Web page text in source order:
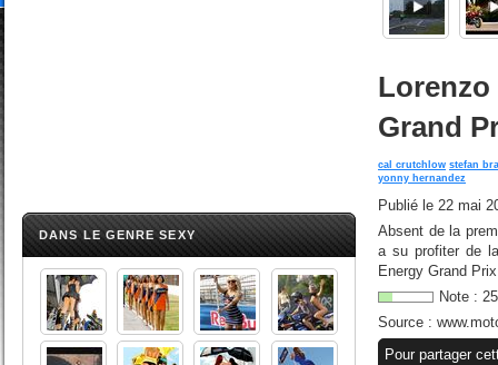
DANS LE GENRE SEXY
Lorenzo
Grand
cal crutchlow stefan
yonny hernandez
Publié le 22 mai
Absent de la
a su profiter de
Energy Grand
Note : 25
Source :
Pour partager